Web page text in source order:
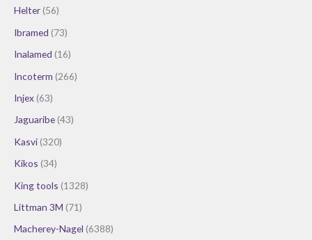
Helter (56)
Ibramed (73)
Inalamed (16)
Incoterm (266)
Injex (63)
Jaguaribe (43)
Kasvi (320)
Kikos (34)
King tools (1328)
Littman 3M (71)
Macherey-Nagel (6388)